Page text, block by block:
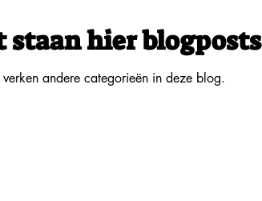
hier blogposts
andere categorieën in deze blog.